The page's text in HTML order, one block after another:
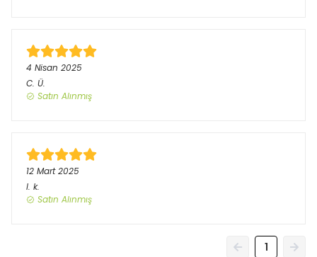
4 Nisan 2025
C. Ü.
Satın Alınmış
12 Mart 2025
l. k.
Satın Alınmış
1